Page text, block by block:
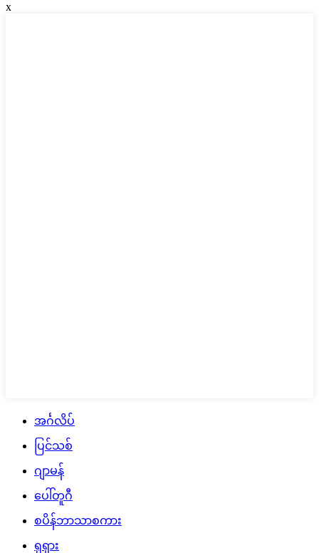
x
အင်္ဂလိပ်
ပြင်သစ်
ဂျာမန်
ပေါ်တူဂီ
စပိန်ဘာသာစကား
ရုရှား